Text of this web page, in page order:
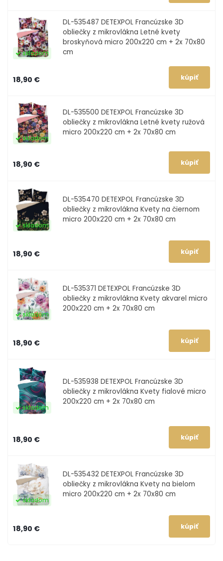
DL-535487 DETEXPOL Francúzske 3D
obliečky z mikrovlákna Letné kvety
broskyňová micro 200x220 cm + 2x 70x80
cm
skladom
18,90 €
DL-535500 DETEXPOL Francúzske 3D
obliečky z mikrovlákna Letné kvety ružová
micro 200x220 cm + 2x 70x80 cm
skladom
18,90 €
DL-535470 DETEXPOL Francúzske 3D
obliečky z mikrovlákna Kvety na čiernom
micro 200x220 cm + 2x 70x80 cm
skladom
18,90 €
DL-535371 DETEXPOL Francúzske 3D
obliečky z mikrovlákna Kvety akvarel micro
200x220 cm + 2x 70x80 cm
skladom
18,90 €
DL-535938 DETEXPOL Francúzske 3D
obliečky z mikrovlákna Kvety fialové micro
200x220 cm + 2x 70x80 cm
skladom
18,90 €
DL-535432 DETEXPOL Francúzske 3D
obliečky z mikrovlákna Kvety na bielom
micro 200x220 cm + 2x 70x80 cm
skladom
18,90 €